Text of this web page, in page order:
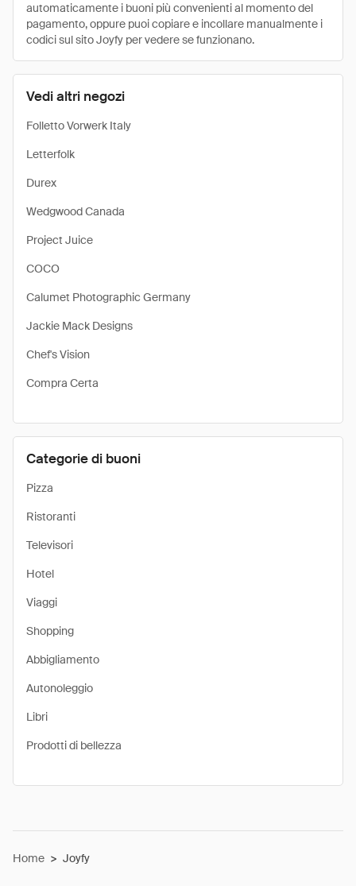
Vedi altri negozi
Folletto Vorwerk Italy
Letterfolk
Durex
Wedgwood Canada
Project Juice
COCO
Calumet Photographic Germany
Jackie Mack Designs
Chef's Vision
Compra Certa
Categorie di buoni
Pizza
Ristoranti
Televisori
Hotel
Viaggi
Shopping
Abbigliamento
Autonoleggio
Libri
Prodotti di bellezza
automaticamente i buoni più convenienti al momento del
pagamento, oppure puoi copiare e incollare manualmente i
codici sul sito Joyfy per vedere se funzionano.
Home > Joyfy